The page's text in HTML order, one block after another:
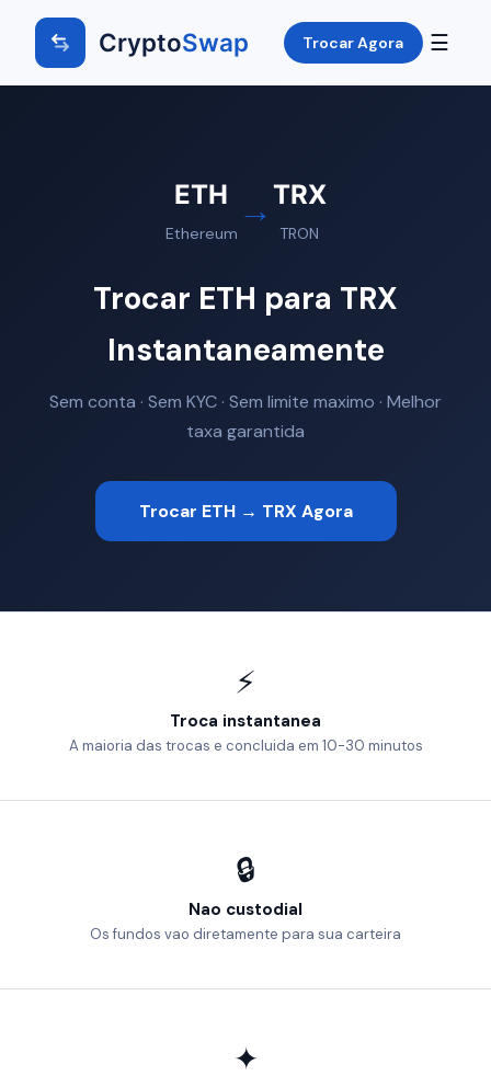
CryptoSwap Trocar Agora ☰
ETH
Ethereum
→ TRX
TRON
Trocar ETH para TRX
Instantaneamente
Sem conta · Sem KYC · Sem limite maximo · Melhor
taxa garantida
Trocar ETH → TRX Agora
⚡
Troca instantanea
A maioria das trocas e concluida em 10-30 minutos
🔒
Nao custodial
Os fundos vao diretamente para sua carteira
✦